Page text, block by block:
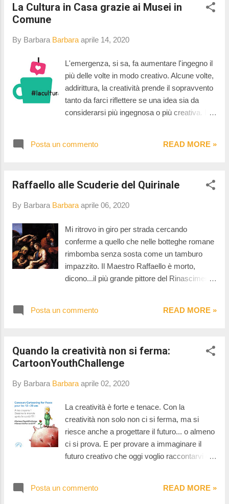
custodite anche on line. Certo non è una
dei limiti soprattutto per quanto riguarda le
sarebbero dovute andare in tour per l'Italia in
questa primavera ora sono bloccate in luoghi
non accessibili al pubblico; il loro viaggio è
ingresso per vedere le mostre non sono mai
più importanti e con molta affluenza di
La Cultura in Casa grazie ai Musei in
Comune
By Barbara Barbara aprile 14, 2020
L'emergenza, si sa, fa aumentare l'ingegno il
più delle volte in modo creativo. Alcune volte,
addirittura, la creatività prende il sopravvento
tanto da farci riflettere se una idea sia da
considerarsi più ingegnosa o più creativa. In
Pare ci sia una corsa a far arrivare la cultura
latamente creative come quella dei Musei in
della possibilità di fare visite virtuali di alcuni
raccontare di un'altra iniziativa, questa volta
social, fatta di quiz, videoconferenze, stelle e
Bene! Allora è arrivato il momento di darvi un
calendario di appuntamenti imperdibili per il
Posta un commento READ MORE »
Raffaello alle Scuderie del Quirinale
By Barbara Barbara aprile 06, 2020
Mi ritrovo in giro per strada cercando
conferme a quello che nelle botteghe romane
rimbomba senza sosta come un tamburo
impazzito. Il Maestro Raffaello è morto,
dicono...il più grande pittore del Rinascimento
una velocità impressionante... Tutto sembra
potuta essere se la morte non avesse
fermato il lavoro del Maestro. E' il 6 aprile del
Posta un commento READ MORE »
Quando la creatività non si ferma:
CartoonYouthChallenge
By Barbara Barbara aprile 02, 2020
La creatività è forte e tenace. Con la
creatività non solo non ci si ferma, ma si
riesce anche a progettare il futuro... o almeno
ci si prova. E per provare a immaginare il
futuro creativo che oggi voglio raccontarvi di
fumetti di stampa lanciata da Cartooning for
Posta un commento READ MORE »